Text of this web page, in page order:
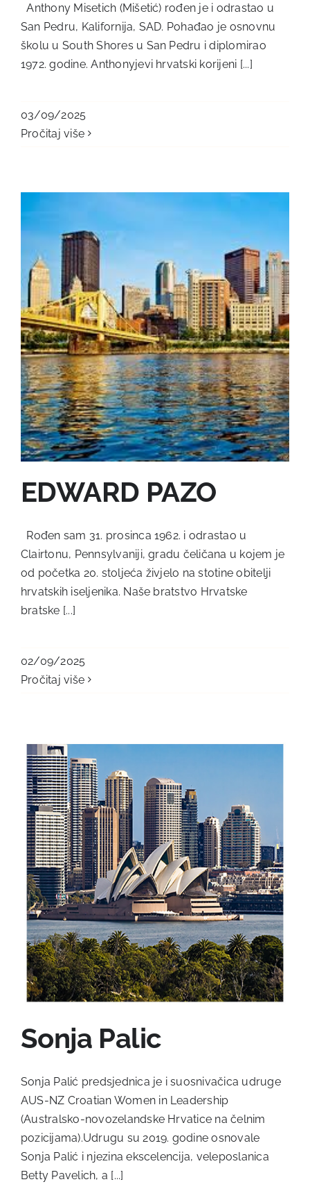
Anthony Misetich (Mišetić) rođen je i odrastao u
San Pedru, Kalifornija, SAD. Pohađao je osnovnu
školu u South Shores u San Pedru i diplomirao
1972. godine. Anthonyjevi hrvatski korijeni [...]
03/09/2025
Pročitaj više
EDWARD PAZO
Rođen sam 31. prosinca 1962. i odrastao u
Clairtonu, Pennsylvaniji, gradu čeličana u kojem je
od početka 20. stoljeća živjelo na stotine obitelji
hrvatskih iseljenika. Naše bratstvo Hrvatske
bratske [...]
02/09/2025
Pročitaj više
Sonja Palic
Sonja Palić predsjednica je i suosnivačica udruge
AUS-NZ Croatian Women in Leadership
(Australsko-novozelandske Hrvatice na čelnim
pozicijama).Udrugu su 2019. godine osnovale
Sonja Palić i njezina ekscelencija, veleposlanica
Betty Pavelich, a [...]